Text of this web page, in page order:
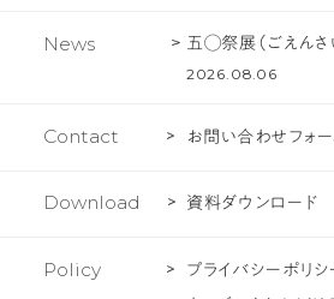
問
News 五◯祭展（ごえんさ
2026.08.06
Contact お問い合わせフォ
Download 資料ダウンロード
Policy
プライバシーポリシ